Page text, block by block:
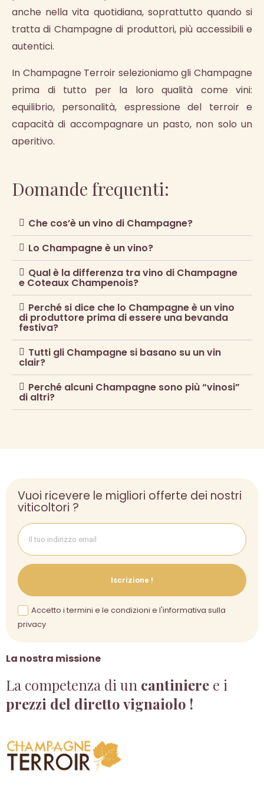
anche nella vita quotidiana, soprattutto quando si
tratta di Champagne di produttori, più accessibili e
autentici.
In Champagne Terroir selezioniamo gli Champagne
prima di tutto per la loro qualità come vini:
equilibrio, personalità, espressione del terroir e
capacità di accompagnare un pasto, non solo un
aperitivo.
Domande frequenti:
Che cos’è un vino di Champagne?
Lo Champagne è un vino?
Qual è la differenza tra vino di Champagne
e Coteaux Champenois?
Perché si dice che lo Champagne è un vino
di produttore prima di essere una bevanda
festiva?
Tutti gli Champagne si basano su un vin
clair?
Perché alcuni Champagne sono più “vinosi”
di altri?
La nostra missione
La competenza di un cantiniere e i
prezzi del diretto vignaiolo !
Vuoi ricevere le migliori offerte dei nostri
viticoltori ?
Iscrizione !
Accetto i termini e le condizioni e l'informativa sulla
privacy